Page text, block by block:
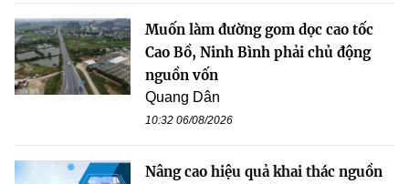
Muốn làm đường gom dọc cao tốc
Cao Bồ, Ninh Bình phải chủ động
nguồn vốn
Quang Dân
10:32 06/08/2026
Nâng cao hiệu quả khai thác nguồn